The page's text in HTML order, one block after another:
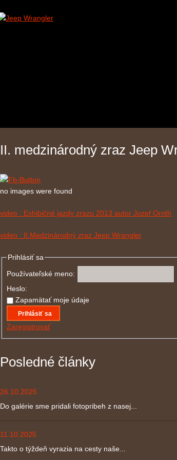
II. medzinárodný zraz Jeep
no images were found
video : Exhibičné jazdy zrazu 2013 autor Jozef Ornth
video : II.Medzinárodný zraz Jeep Wrangler
Prihlásiť sa
Používateľské meno:
Heslo:
Zapamätať moje údaje
Prihlásiť sa
Zaregistrovať
Posledné články
26.10.2025
Do galérie sme pridali fotopribeh z nasej...
11.10.2025
Takto o týždeň vyrazia na cesty naše...